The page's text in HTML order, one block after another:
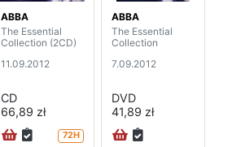
ABBA
The Essential
Collection (2CD)
11.09.2012
CD
66,89 zł
72H
ABBA
The Essential
Collection
7.09.2012
DVD
41,89 zł